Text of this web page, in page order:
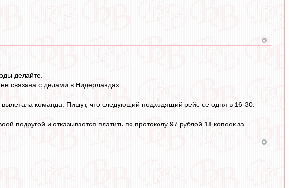
делайте.
связана с делами в Нидерландах.
команда. Пишут, что следующий подходящий рейс сегодня в 16-30.
подругой и отказывается платить по протоколу 97 рублей 18 копеек за